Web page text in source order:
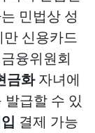
민법상 성
만 신용카드
융위원회
금화자녀에
급할 수 있
결제 가능